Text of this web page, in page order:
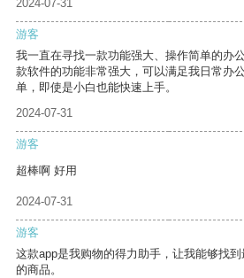
2024-07-31
游客
我一直在寻找一款功能强大、操作简单的办
款软件的功能非常强大，可以满足我日常办
单，即使是小白也能快速上手。
2024-07-31
游客
超棒啊 好用
2024-07-31
游客
这款app是我购物的得力助手，让我能够找
的商品。